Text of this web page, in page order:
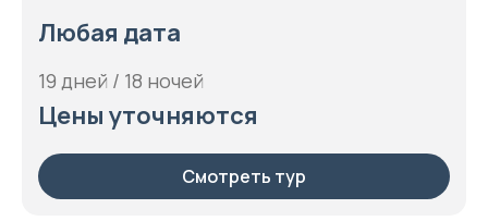
Любая дата
19 дней / 18 ночей
Цены уточняются
Смотреть тур